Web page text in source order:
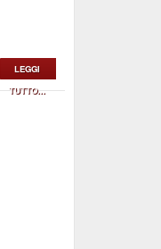
LEGGI
TUTTO...